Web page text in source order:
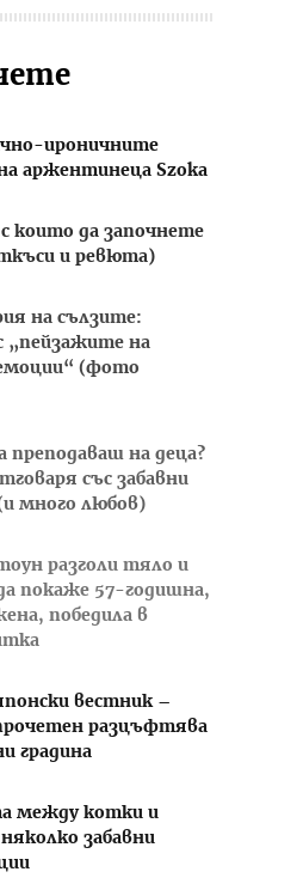
ироничните
аржентинеца Szoka
с които да започнете
и ревюта)
на сълзите:
„пейзажите на
(фото
преподаваш на деца?
със забавни
много любов)
разголи тяло и
покаже 57-годишна,
победила в
вестник –
разцъфтява
градина
между котки и
забавни